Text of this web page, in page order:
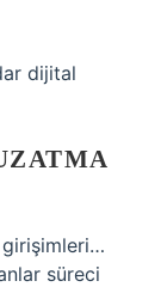
dijital
girişimleri…
süreci